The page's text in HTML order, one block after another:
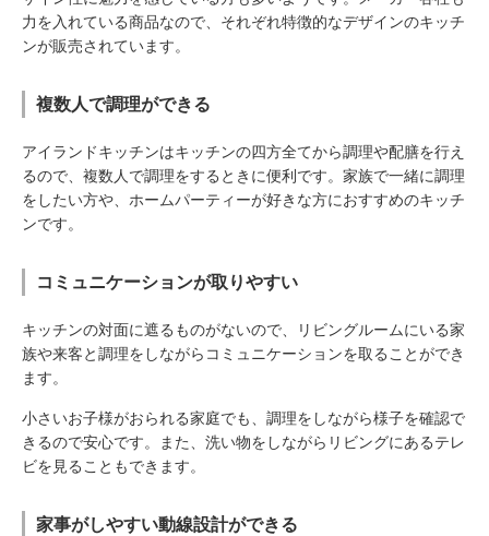
力を入れている商品なので、それぞれ特徴的なデザインのキッチ
ンが販売されています。
複数人で調理ができる
アイランドキッチンはキッチンの四方全てから調理や配膳を行え
るので、複数人で調理をするときに便利です。家族で一緒に調理
をしたい方や、ホームパーティーが好きな方におすすめのキッチ
ンです。
コミュニケーションが取りやすい
キッチンの対面に遮るものがないので、リビングルームにいる家
族や来客と調理をしながらコミュニケーションを取ることができ
ます。
小さいお子様がおられる家庭でも、調理をしながら様子を確認で
きるので安心です。また、洗い物をしながらリビングにあるテレ
ビを見ることもできます。
家事がしやすい動線設計ができる